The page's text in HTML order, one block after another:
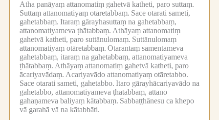
Atha panāyaṃ attanomatiṃ gahetvā katheti, paro suttaṃ.
Suttaṃ attanomatiyaṃ otāretabbaṃ. Sace otarati sameti,
gahetabbaṃ. Itaraṃ gārayhasuttaṃ na gahetabbaṃ,
attanomatiyameva ṭhātabbaṃ. Athāyaṃ attanomatiṃ
gahetvā katheti, paro suttānulomaṃ. Suttānulomaṃ
attanomatiyaṃ otāretabbaṃ. Otarantaṃ samentameva
gahetabbaṃ, itaraṃ na gahetabbaṃ, attanomatiyameva
ṭhātabbaṃ. Athāyaṃ attanomatiṃ gahetvā katheti, paro
ācariyavādaṃ. Ācariyavādo attanomatiyaṃ otāretabbo.
Sace otarati sameti, gahetabbo. Itaro gārayhācariyavādo na
gahetabbo, attanomatiyameva ṭhātabbaṃ, attano
gahaṇameva baliyaṃ kātabbaṃ. Sabbaṭṭhānesu ca khepo
vā garahā vā na kātabbāti.